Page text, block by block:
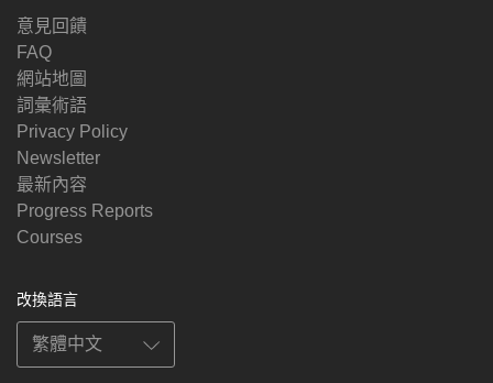
意見回饋
FAQ
網站地圖
詞彙術語
Privacy Policy
Newsletter
最新內容
Progress Reports
Courses
改換語言